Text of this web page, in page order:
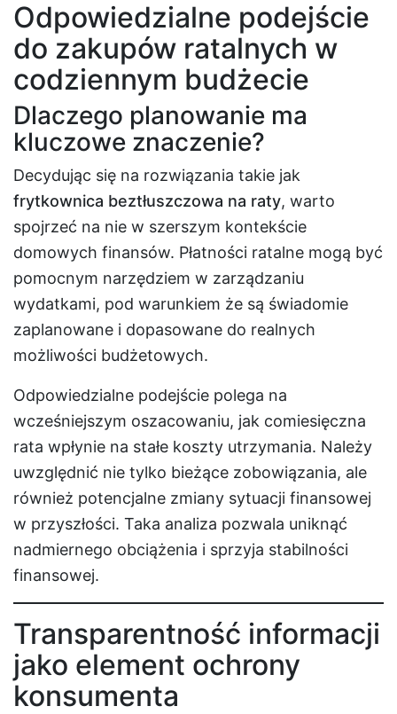
Odpowiedzialne podejście
do zakupów ratalnych w
codziennym budżecie
Dlaczego planowanie ma
kluczowe znaczenie?
Decydując się na rozwiązania takie jak
frytkownica beztłuszczowa na raty, warto
spojrzeć na nie w szerszym kontekście
domowych finansów. Płatności ratalne mogą być
pomocnym narzędziem w zarządzaniu
wydatkami, pod warunkiem że są świadomie
zaplanowane i dopasowane do realnych
możliwości budżetowych.
Odpowiedzialne podejście polega na
wcześniejszym oszacowaniu, jak comiesięczna
rata wpłynie na stałe koszty utrzymania. Należy
uwzględnić nie tylko bieżące zobowiązania, ale
również potencjalne zmiany sytuacji finansowej
w przyszłości. Taka analiza pozwala uniknąć
nadmiernego obciążenia i sprzyja stabilności
finansowej.
Transparentność informacji
jako element ochrony
konsumenta